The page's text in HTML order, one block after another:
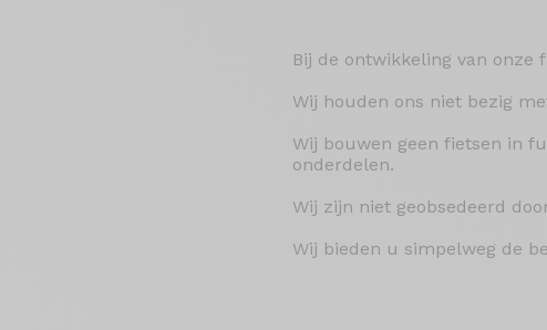
Bij de ontwikkeling van onze
Wij houden ons niet bezig
Wij bouwen geen fietsen in
onderdelen.
Wij zijn niet geobsedeerd
Wij bieden u simpelweg de